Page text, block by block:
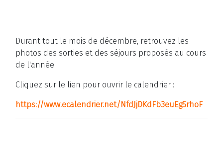
Durant tout le mois de décembre, retrouvez les
photos des sorties et des séjours proposés au cours
de l'année.
Cliquez sur le lien pour ouvrir le calendrier :
https://www.ecalendrier.net/NfdJjDKdFb3euEg5rhoF